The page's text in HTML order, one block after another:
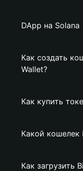
DApp на Solana
Как создать
Wallet?
Как купить
Какой кошелек
Как загрузить